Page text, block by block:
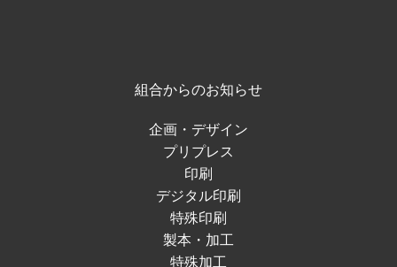
組合からのお知らせ
企画・デザイン
プリプレス
印刷
デジタル印刷
特殊印刷
製本・加工
特殊加工